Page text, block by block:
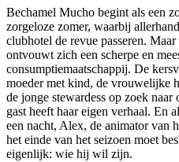
Bechamel Mucho begint als een
zorgeloze zomer, waarbij
clubhotel de revue passeren.
ontvouwt zich een scherpe en
consumptiemaatschappij. De
moeder met kind, de vrouwelijke
de jonge stewardess op zoek
gast heeft haar eigen verhaal. En
een nacht, Alex, de animator van
het einde van het seizoen moet
eigenlijk: wie hij wil zijn.